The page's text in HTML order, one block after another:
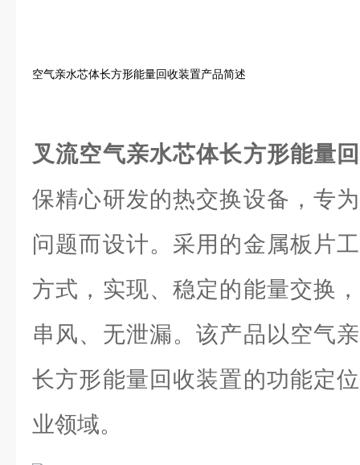
空气亲水芯体长方形能量回收装置产品简述
叉流空气亲水芯体长方形能量
保精心研发的热交换设备，专
问题而设计。采用的金属板片
方式，实现、稳定的能量交换
串风、无泄漏。该产品以空气
长方形能量回收装置的功能定
业领域。